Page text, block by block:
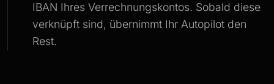
IBAN Ihres Verrechnungskontos. Sobald diese
verknüpft sind, übernimmt Ihr Autopilot den
Rest.